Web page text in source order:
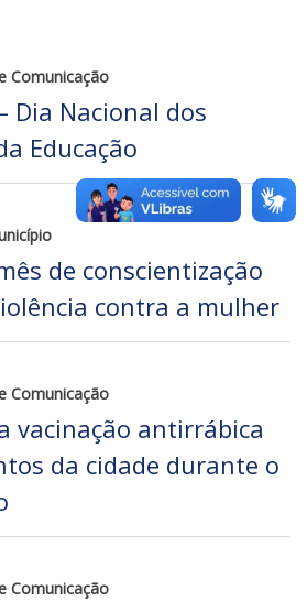
Comunicação
Dia Nacional dos
Educação
de conscientização
contra a mulher
Comunicação
vacinação antirrábica
da cidade durante o
Comunicação